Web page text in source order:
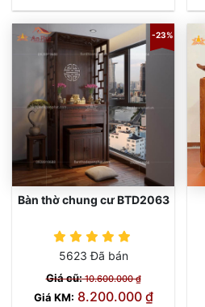
-23%
Bàn thờ chung cư BTD2063
5623 Đã bán
Giá cũ:10.600.000 ₫
Giá KM: 8.200.000 ₫